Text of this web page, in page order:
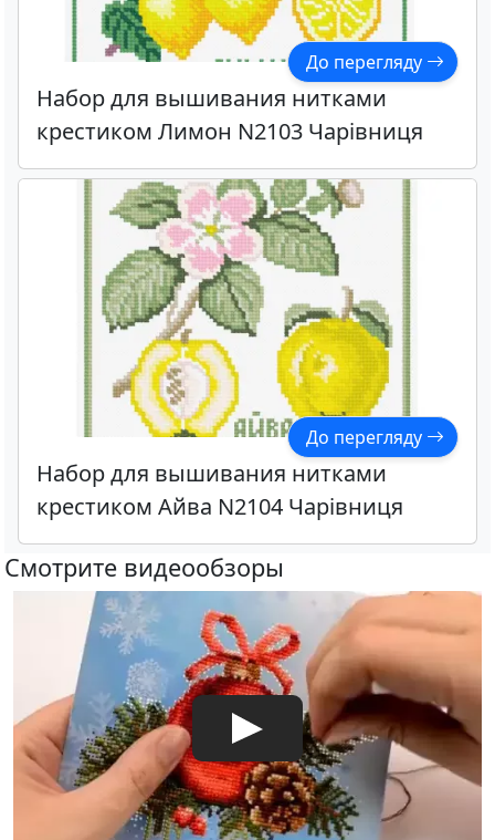
До перегляду
Набор для вышивания нитками
крестиком Лимон N2103 Чарівниця
До перегляду
Набор для вышивания нитками
крестиком Айва N2104 Чарівниця
Смотрите видеообзоры